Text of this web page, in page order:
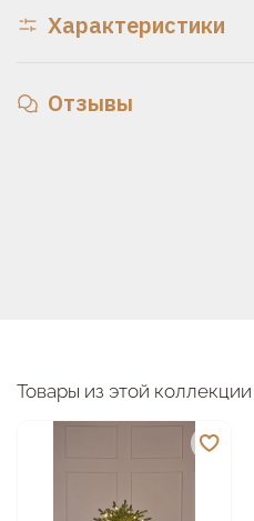
Характеристики
Отзывы
Товары из этой коллекции